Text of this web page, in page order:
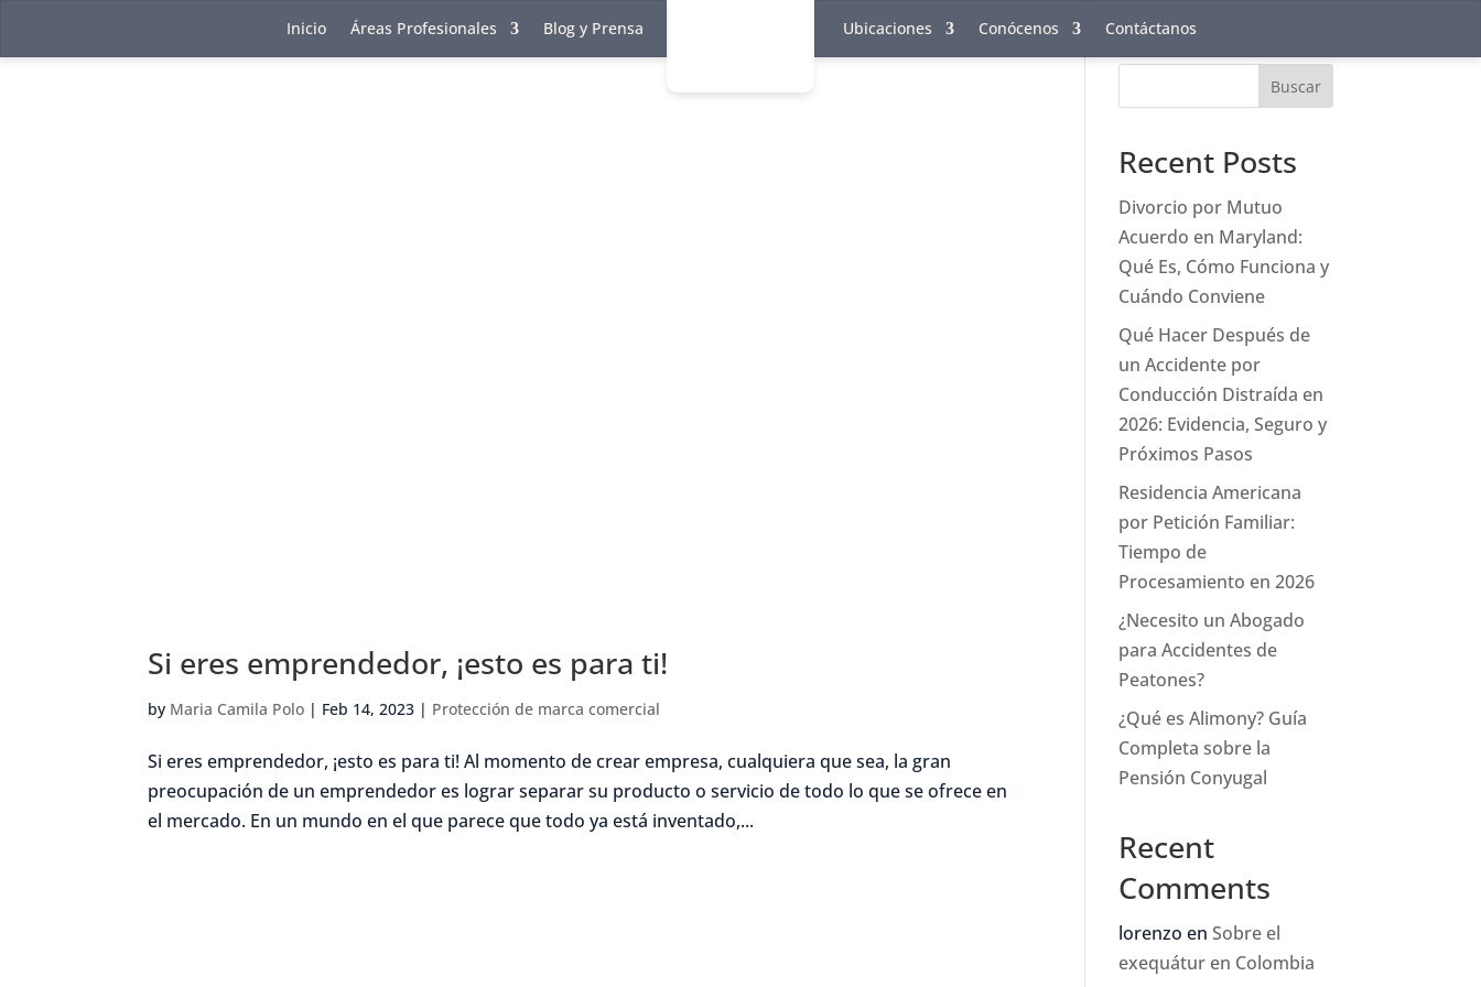
Inicio Áreas Profesionales Blog y Prensa Ubicaciones Conócenos Contáctanos
Si eres emprendedor, ¡esto es para ti!
by Maria Camila Polo | Feb 14, 2023 | Protección de marca comercial
Si eres emprendedor, ¡esto es para ti! Al momento de crear empresa, cualquiera que sea, la gran
preocupación de un emprendedor es lograr separar su producto o servicio de todo lo que se ofrece en
el mercado. En un mundo en el que parece que todo ya está inventado,...
Buscar
Recent Posts
Divorcio por Mutuo
Acuerdo en Maryland:
Qué Es, Cómo Funciona y
Cuándo Conviene
Qué Hacer Después de
un Accidente por
Conducción Distraída en
2026: Evidencia, Seguro y
Próximos Pasos
Residencia Americana
por Petición Familiar:
Tiempo de
Procesamiento en 2026
¿Necesito un Abogado
para Accidentes de
Peatones?
¿Qué es Alimony? Guía
Completa sobre la
Pensión Conyugal
Recent
Comments
lorenzo enSobre el
exequátur en Colombia